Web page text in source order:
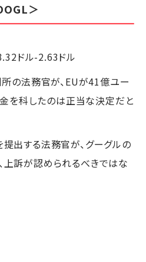
＞
ドル-2.63ドル
所の法務官が、EUが41億ユー
を科したのは正当な決定だと
出する法務官が、グーグルの
上訴が認められるべきではな